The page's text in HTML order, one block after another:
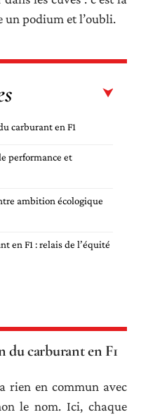
un podium et l’oubli.
carburant en F1
performance et
ambition écologique
en F1 : relais de l’équité
du carburant en F1
rien en commun avec
le nom. Ici, chaque